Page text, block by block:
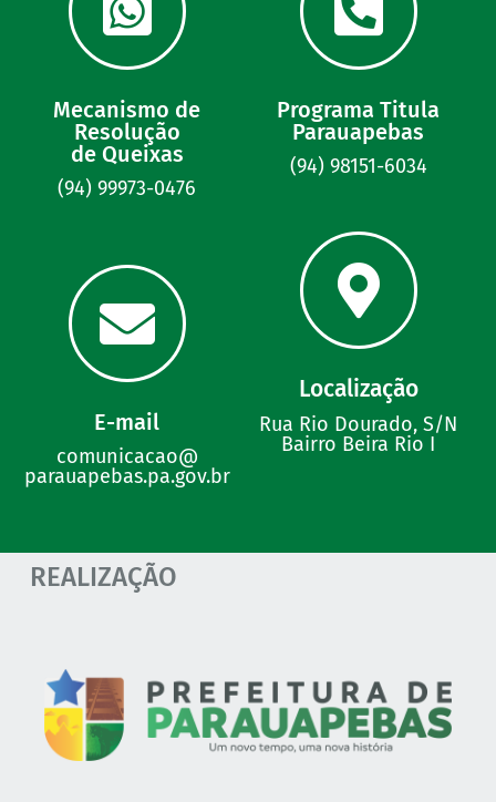
Mecanismo de
Resolução
de Queixas
(94) 99973-0476
Programa Titula
Parauapebas
(94) 98151-6034
E-mail
comunicacao@
parauapebas.pa.gov.br
Localização
Rua Rio Dourado, S/N
Bairro Beira Rio I
REALIZAÇÃO